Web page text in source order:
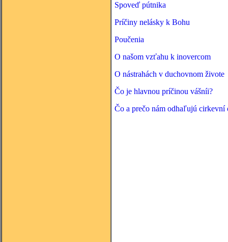
Spoveď pútnika
Príčiny nelásky k Bohu
Poučenia
O našom vzťahu k inovercom
O nástrahách v duchovnom živote
Čo je hlavnou príčinou vášníi?
Čo a prečo nám odhaľujú cirkevní